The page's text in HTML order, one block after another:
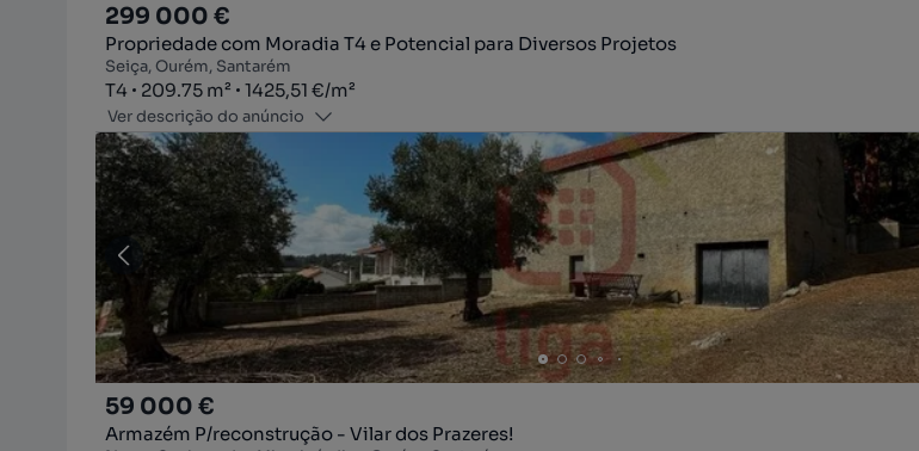
299 000 €
Propriedade com Moradia T4 e Potencial para Diversos Projetos
Seiça, Ourém, Santarém
Tipologia
T4
Zona209.75 m²
Preço por metro quadrado
1425,51 €/m²
Ver descrição do anúncio
59 000 €
Armazém P/reconstrução - Vilar dos Prazeres!